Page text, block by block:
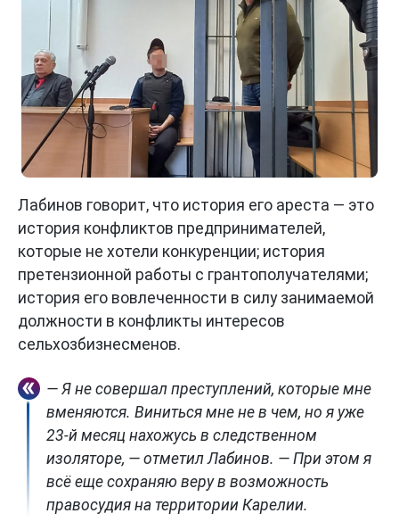
Лабинов говорит, что история его ареста — это
история конфликтов предпринимателей,
которые не хотели конкуренции; история
претензионной работы с грантополучателями;
история его вовлеченности в силу занимаемой
должности в конфликты интересов
сельхозбизнесменов.
— Я не совершал преступлений, которые мне
вменяются. Виниться мне не в чем, но я уже
23-й месяц нахожусь в следственном
изоляторе, — отметил Лабинов. — При этом я
всё еще сохраняю веру в возможность
правосудия на территории Карелии.